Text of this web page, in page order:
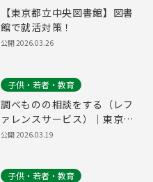
【東京都立中央図書館】図書
館で就活対策！
公開2026.03.26
子供・若者・教育
調べものの相談をする（レフ
ァレンスサービス）｜東京都
立多摩図書館利用案内#6
公開2026.03.19
子供・若者・教育